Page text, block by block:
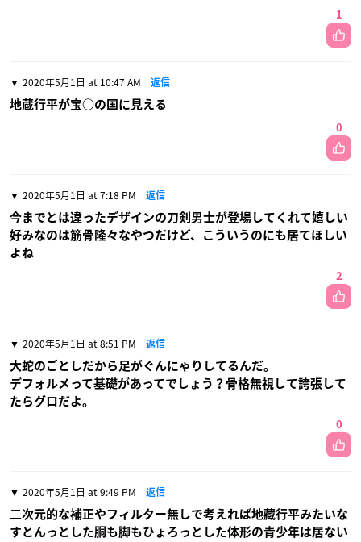
1
2020年5月1日 at 10:47 AM 返信
地蔵行平が宝○の国に見える
0
2020年5月1日 at 7:18 PM 返信
今までとは違ったデザインの刀剣男士が登場してくれて嬉しい
好みなのは筋骨隆々なやつだけど、こういうのにも居てほしい
よね
2
2020年5月1日 at 8:51 PM 返信
大蛇のごとしだから足がぐんにゃりしてるんだ。
デフォルメって基礎があってでしょう？骨格無視して誇張して
たらグロだよ。
0
2020年5月1日 at 9:49 PM 返信
二次元的な補正やフィルター無しで考えれば地藏行平みたいな
すとんっとした胴も脚もひょろっとした体形の青少年は居ない